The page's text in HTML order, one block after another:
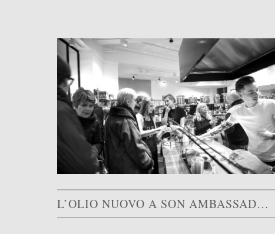
L’OLIO NUOVO A SON AMBASSADEUR À PARIS : OLIO…